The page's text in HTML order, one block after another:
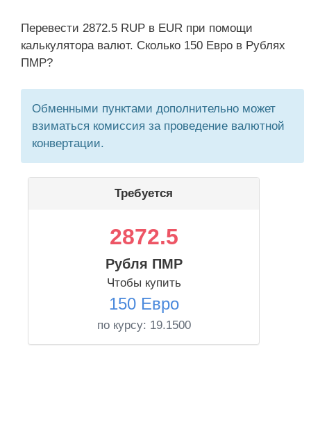
Перевести 2872.5 RUP в EUR при помощи
калькулятора валют. Сколько 150 Евро в Рублях
ПМР?
Обменными пунктами дополнительно может
взиматься комиссия за проведение валютной
конвертации.
Требуется
2872.5
Рубля ПМР
Чтобы купить
150 Евро
по курсу: 19.1500